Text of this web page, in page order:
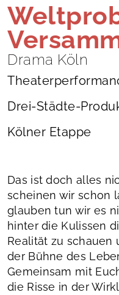
Drama Köln
Drei-Städte-
Kölner Etappe
Das ist doch alles
scheinen wir schon
glauben tun wir es
hinter die Kulissen
Realität zu schauen
der Bühne des
Gemeinsam mit
die Risse in der